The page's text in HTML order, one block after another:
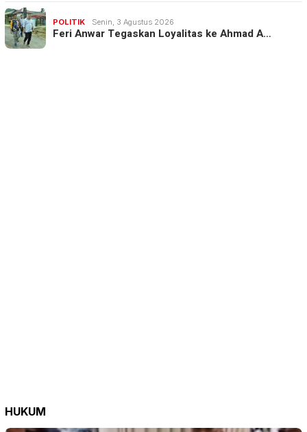
POLITIK Senin, 3 Agustus 2026
Feri Anwar Tegaskan Loyalitas ke Ahmad A…
HUKUM